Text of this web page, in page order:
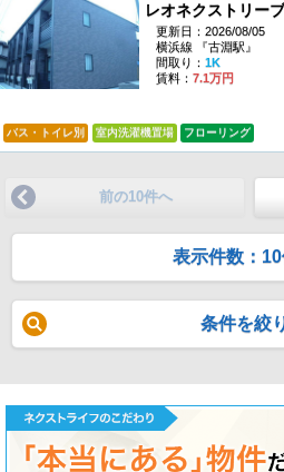
レオネクストリー
更新日：2026/08/05
横浜線 『古淵駅』
間取り： 1K
賃料： 7.1万円
バス・トイレ別 室内洗濯機置場 フローリング
前の10件へ
表示件数：
条件を絞